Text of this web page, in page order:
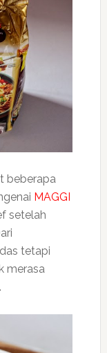
beberapa
MAGGI
setelah
tetapi
merasa